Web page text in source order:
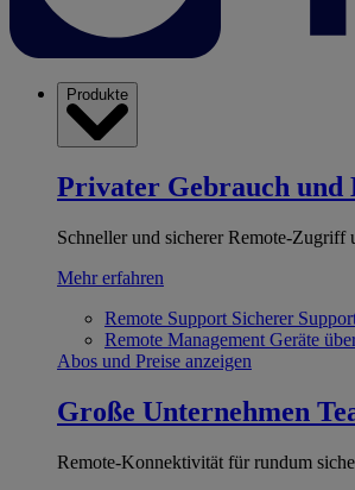
Produkte
Privater Gebrauch und
Schneller und sicherer Remote-Zugriff
Mehr erfahren
Remote Support Sicherer
Remote Management Geräte
Abos und Preise anzeigen
Große Unternehmen
Remote-Konnektivität für rundum